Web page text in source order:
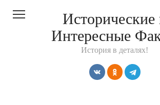
Исторические
Интересные
История в деталях!